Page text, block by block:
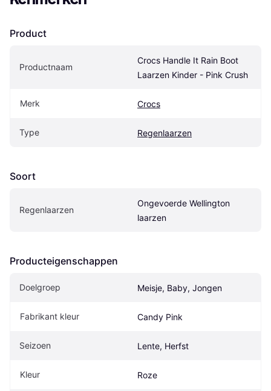
Product
Productnaam
Crocs Handle It Rain Boot
Laarzen Kinder - Pink Crush
Merk Crocs
Type Regenlaarzen
Soort
Regenlaarzen
Ongevoerde Wellington
laarzen
Producteigenschappen
Doelgroep Meisje, Baby, Jongen
Fabrikant kleur Candy Pink
Seizoen Lente, Herfst
Kleur Roze